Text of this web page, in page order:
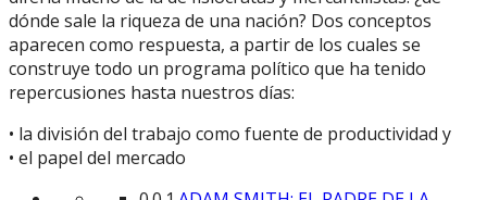
dónde sale la riqueza de una nación? Dos conceptos
aparecen como respuesta, a partir de los cuales se
construye todo un programa político que ha tenido
repercusiones hasta nuestros días:
• la división del trabajo como fuente de productividad y
• el papel del mercado